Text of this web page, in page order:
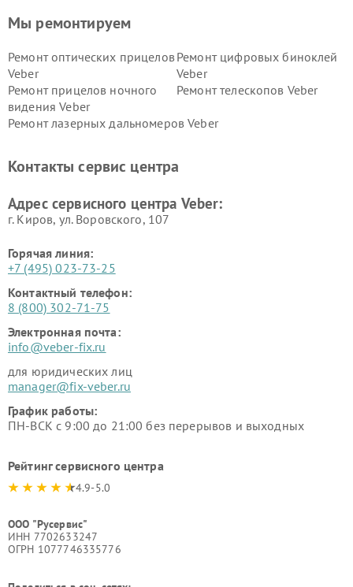
Мы ремонтируем
Ремонт оптических прицелов
Veber
Ремонт цифровых биноклей
Veber
Ремонт прицелов ночного
видения Veber
Ремонт телескопов Veber
Ремонт лазерных дальномеров Veber
Контакты сервис центра
Адрес сервисного центра Veber:
г. Киров, ул. Воровского, 107
Горячая линия:
+7 (495) 023-73-25
Контактный телефон:
8 (800) 302-71-75
Электронная почта:
info@veber-fix.ru
для юридических лиц
manager@fix-veber.ru
График работы:
ПН-ВСК с 9:00 до 21:00 без перерывов и выходных
Рейтинг сервисного центра
4.9-5.0
ООО "Русервис"
ИНН 7702633247
ОГРН 1077746335776